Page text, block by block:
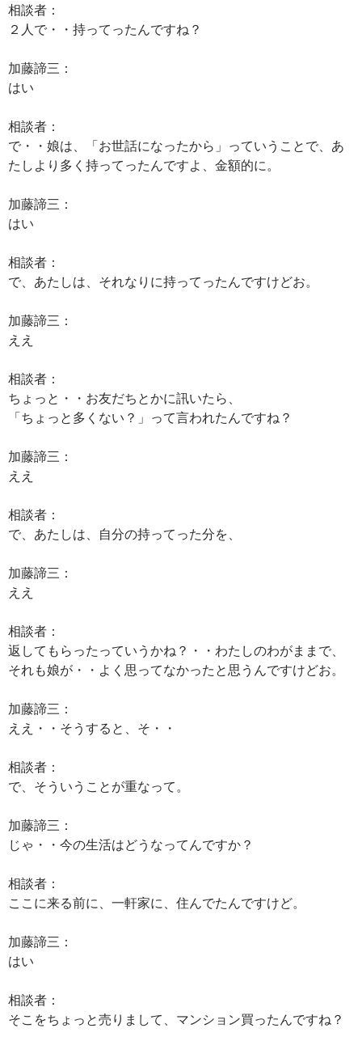
相談者：
２人で・・持ってったんですね？
加藤諦三：
はい
相談者：
で・・娘は、「お世話になったから」っていうことで、あ
たしより多く持ってったんですよ、金額的に。
加藤諦三：
はい
相談者：
で、あたしは、それなりに持ってったんですけどお。
加藤諦三：
ええ
相談者：
ちょっと・・お友だちとかに訊いたら、
「ちょっと多くない？」って言われたんですね？
加藤諦三：
ええ
相談者：
で、あたしは、自分の持ってった分を、
加藤諦三：
ええ
相談者：
返してもらったっていうかね？・・わたしのわがままで、
それも娘が・・よく思ってなかったと思うんですけどお。
加藤諦三：
ええ・・そうすると、そ・・
相談者：
で、そういうことが重なって。
加藤諦三：
じゃ・・今の生活はどうなってんですか？
相談者：
ここに来る前に、一軒家に、住んでたんですけど。
加藤諦三：
はい
相談者：
そこをちょっと売りまして、マンション買ったんですね？